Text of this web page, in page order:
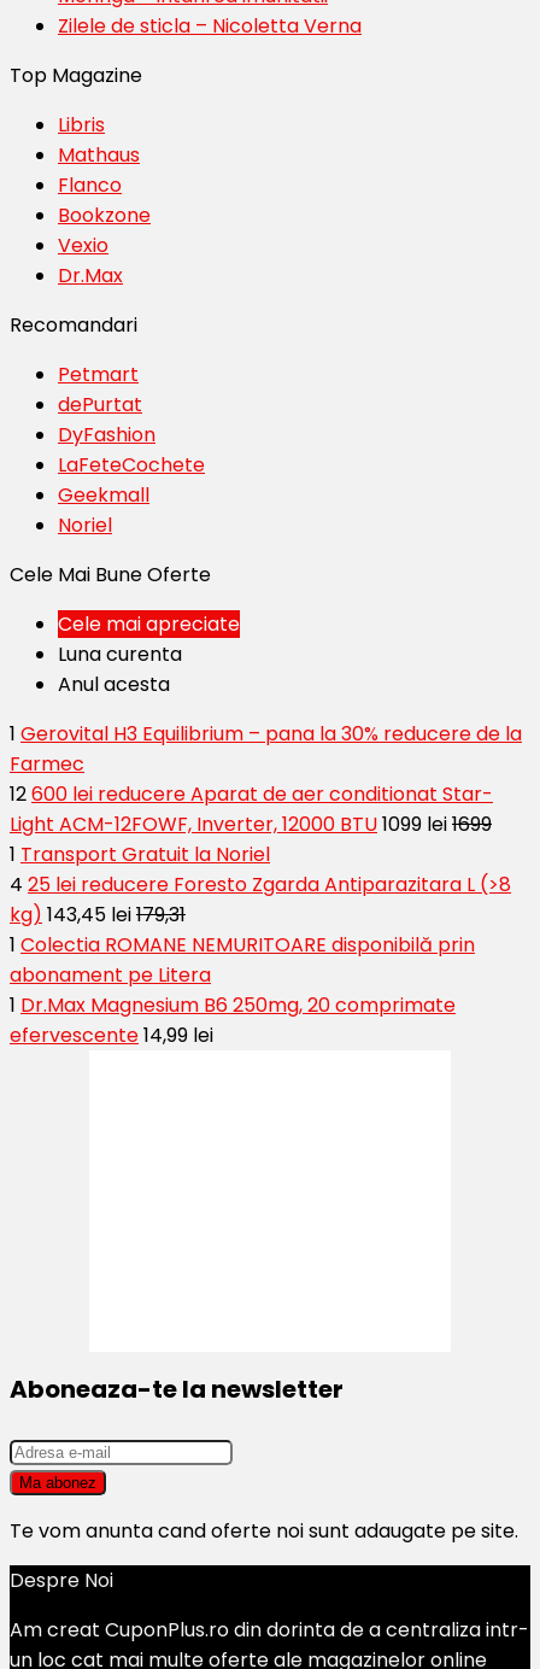
Zilele de sticla – Nicoletta Verna
Top Magazine
Libris
Mathaus
Flanco
Bookzone
Vexio
Dr.Max
Recomandari
Petmart
dePurtat
DyFashion
LaFeteCochete
Geekmall
Noriel
Cele Mai Bune Oferte
Cele mai apreciate
Luna curenta
Anul acesta
1 Gerovital H3 Equilibrium – pana la 30% reducere de la
Farmec
12600 lei reducere Aparat de aer conditionat Star-
Light ACM-12FOWF, Inverter, 12000 BTU1099 lei1699
1 Transport Gratuit la Noriel
4 25 lei reducere Foresto Zgarda Antiparazitara L (>8
kg) 143,45 lei179,31
1 Colectia ROMANE NEMURITOARE disponibilă prin
abonament pe Litera
1 Dr.Max Magnesium B6 250mg, 20 comprimate
efervescente14,99 lei
Aboneaza-te la newsletter
Te vom anunta cand oferte noi sunt adaugate pe site.
Despre Noi
Am creat CuponPlus.ro din dorinta de a centraliza intr-
un loc cat mai multe oferte ale magazinelor online